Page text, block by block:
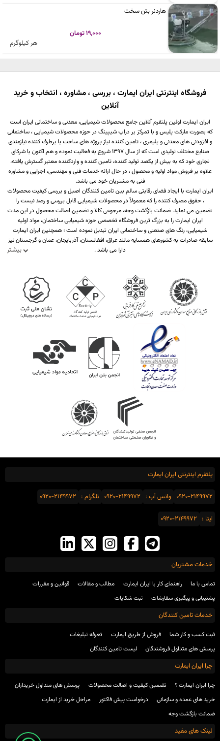
هاردنر بتن سخت
19,000 تومان
هر کیلوگرم
فروشگاه اینترنتی ایران ایمارت ، بررسی ، مشاوره ، انتخاب و خرید
آنلاین
بیشتر
ایران ایمارت اولین پلتفرم آنلاین جامع محصولات شیمیایی، معدنی و ساختمانی ایران است
که بصورت مارکت پلیس و با تمرکز بر دراپ شیپینگ در حوزه محصولات شیمیایی ، ساختمانی
و افزودنی های معدنی و پلیمری ، تامین کننده نیاز پروژه های ساخت یا برطرف کننده نیازمندی
صنایع مختلف تولیدی است که از سال 1397 شروع به فعالیت نموده و هم اکنون با شرکای
تجاری خود که به بیش از یکصد تولید کننده، تامین کننده و واردکننده معتبر گسترش یافته،
علاوه بر فروش مواد اولیه و محصول ، در حال ارائه خدمات فنی و مهندسی، اجرایی و مشاوره
فنی به مشتریان خود می باشد.
ایران ایمارت با ایجاد فضای رقابتی سالم بین تامین کنندگان اصیل و بررسی کیفیت محصولات
، حقوق مصرف کننده را که معمولاً در محصولات شیمیایی قابل بررسی و رصد نیست را
تضمین می نماید. ضمانت بازگشت وجه، مرجوعی کالا و تضمین اصالت محصول در این مدت
ایران ایمارت را به بزرگ ترین فروشگاه تخصصی حوزه شیمیایی ساختمان، مواد اولیه
شیمیایی، رنگ های صنعتی و ساختمانی ایران تبدیل نموده است ؛ همچنین ایران ایمارت
سابقه صادرات به کشورهای همسایه مانند عراق، افغانستان، آذربایجان، عمان و گرجستان نیز
دارا می باشد .
پلتفرم اینترنتی ایران ایمارت
0920-2149972 واتس اَپ : 0920-2149972 تلگرام : 0920-2149972
ایتا : 0920-2149972
خدمات مشتریان
تماس با ما راهنمای کار با ایران ایمارت مطالب و مقالات
قوانین و مقررات
پشتیبانی و پیگیری سفارشات
ثبت شکایات
خدمات تامین کنندگان
ثبت کسب و کار شما فروش از طریق ایمارت
تعرفه تبلیغات
پرسش های متداول فروشندگان
لیست تامین کنندگان
چرا ایران ایمارت
چرا ایران ایمارت ؟ تضمین کیفیت و اصالت محصولات
پرسش های متداول خریداران
خرید های عمده و سازمانی
درخواست پیش فاکتور
مراحل خرید از ایمارت
ضمانت بازگشت وجه
لینک های مفید